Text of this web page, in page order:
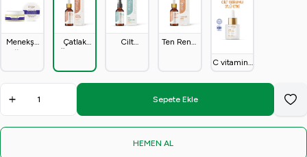
Menekşe
Yağlı Cilt
Kremi
Çatlak
Serumu
(50ml)
Cilt
Ten Rengi
C vitamini,
Asit
Cilt
Serumu)
Sepete Ekle
HEMEN AL